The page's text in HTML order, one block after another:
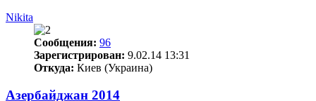
Nikita
Сообщения: 96
Зарегистрирован: 9.02.14 13:31
Откуда: Киев (Украина)
Азербайджан 2014